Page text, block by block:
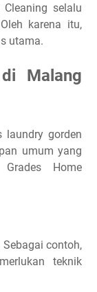
selalu
karena itu,
utama.
Malang
laundry gorden
umum yang
Home
contoh,
teknik